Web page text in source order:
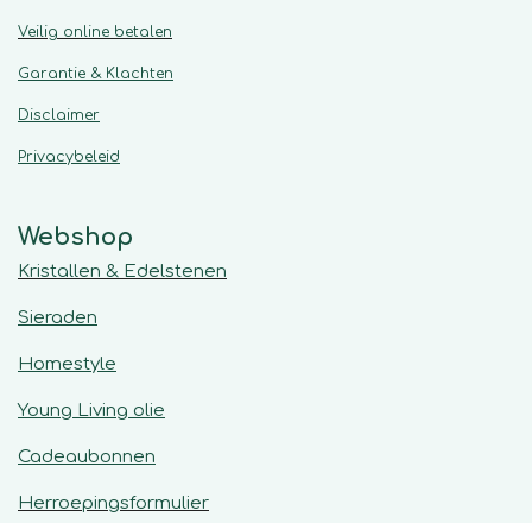
Veilig online betalen
Garantie & Klachten
Disclaimer
Privacybeleid
Webshop
Kristallen & Edelstenen
Sieraden
Homestyle
Young Living olie
Cadeaubonnen
Herroepingsformulier